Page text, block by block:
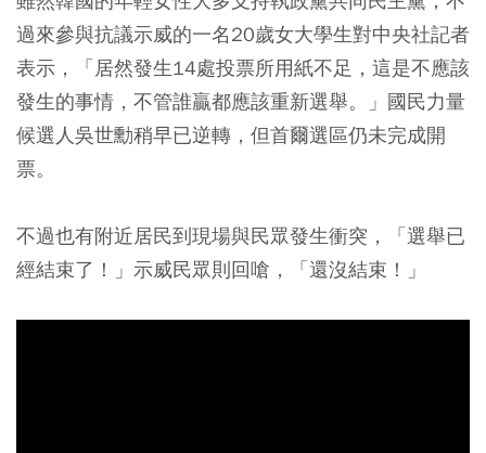
過來參與抗議示威的一名20歲女大學生對中央社記者
表示，「居然發生14處投票所用紙不足，這是不應該
發生的事情，不管誰贏都應該重新選舉。」國民力量
候選人吳世勳稍早已逆轉，但首爾選區仍未完成開
票。
不過也有附近居民到現場與民眾發生衝突，「選舉已
經結束了！」示威民眾則回嗆，「還沒結束！」